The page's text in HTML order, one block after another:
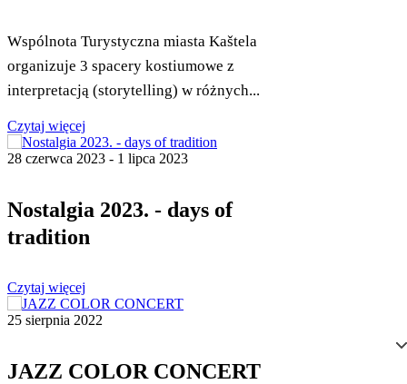
Wspólnota Turystyczna miasta Kaštela
organizuje 3 spacery kostiumowe z
interpretacją (storytelling) w różnych...
Czytaj więcej
28 czerwca 2023 - 1 lipca 2023
Nostalgia 2023. - days of
tradition
Czytaj więcej
25 sierpnia 2022
JAZZ COLOR CONCERT